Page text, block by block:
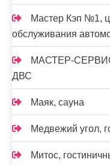
Мастер Кэп №1,
обслуживания
МАСТЕР-СЕРВИС,
ДВС
Маяк, сауна
Медвежий угол,
Митос,